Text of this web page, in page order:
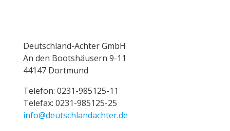
Deutschland-Achter GmbH
An den Bootshäusern 9-11
44147 Dortmund
Telefon: 0231-985125-11
Telefax: 0231-985125-25
info@deutschlandachter.de